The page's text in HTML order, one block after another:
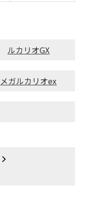
ルカリオGX
メガルカリオex